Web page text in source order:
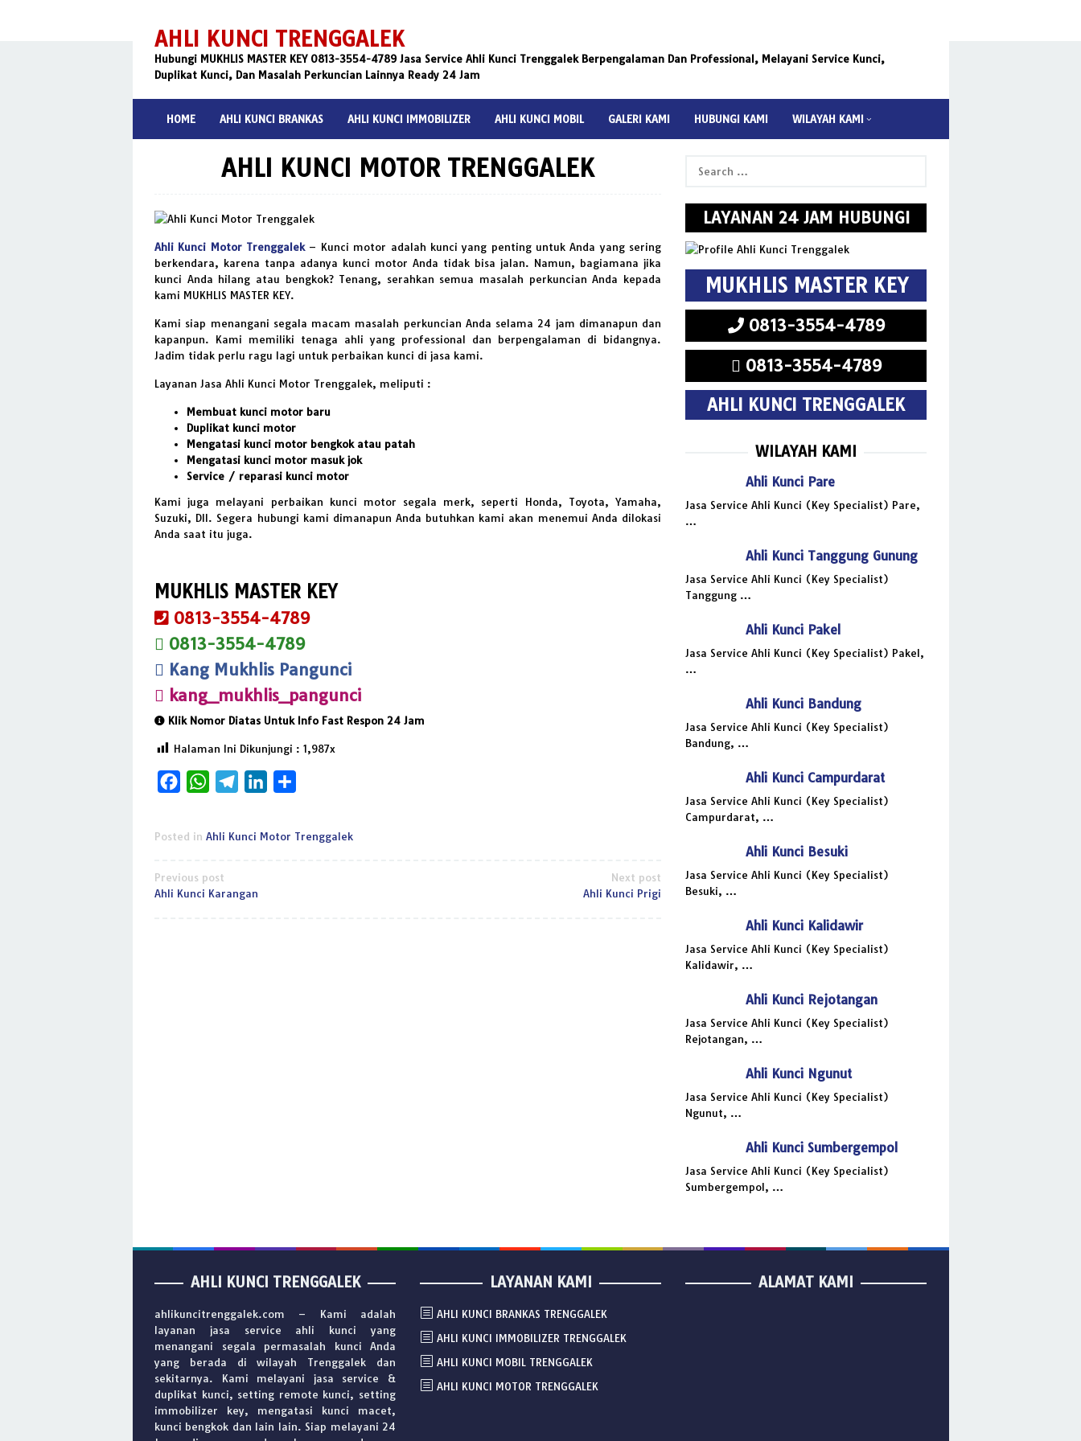
contentAHLI KUNCI TRENGGALEK
Hubungi MUKHLIS MASTER KEY 0813-3554-4789 Jasa Service Ahli Kunci Trenggalek Berpengalaman Dan Professional, Melayani Service Kunci,
Duplikat Kunci, Dan Masalah Perkuncian Lainnya Ready 24 Jam
HOME AHLI KUNCI BRANKAS AHLI KUNCI IMMOBILIZER AHLI KUNCI MOBIL GALERI KAMI HUBUNGI KAMI WILAYAH KAMI
AHLI KUNCI MOTOR TRENGGALEK
Ahli Kunci Motor Trenggalek– Kunci motor adalah kunci yang penting untuk Anda yang sering
berkendara, karena tanpa adanya kunci motor Anda tidak bisa jalan. Namun, bagiamana jika
kunci Anda hilang atau bengkok? Tenang, serahkan semua masalah perkuncian Anda kepada
kami MUKHLIS MASTER KEY.
Kami siap menangani segala macam masalah perkuncian Anda selama 24 jam dimanapun dan
kapanpun. Kami memiliki tenaga ahli yang professional dan berpengalaman di bidangnya.
Jadim tidak perlu ragu lagi untuk perbaikan kunci di jasa kami.
Layanan Jasa Ahli Kunci Motor Trenggalek, meliputi :
Membuat kunci motor baru
Duplikat kunci motor
Mengatasi kunci motor bengkok atau patah
Mengatasi kunci motor masuk jok
Service / reparasi kunci motor
Kami juga melayani perbaikan kunci motor segala merk, seperti Honda, Toyota, Yamaha,
Suzuki, Dll. Segera hubungi kami dimanapun Anda butuhkan kami akan menemui Anda dilokasi
Anda saat itu juga.
MUKHLIS MASTER KEY
0813-3554-4789
0813-3554-4789
Kang Mukhlis Pangunci
kang_mukhlis_pangunci
Klik Nomor Diatas Untuk Info Fast Respon 24 Jam
Halaman Ini Dikunjungi : 1,987
FacebookWhatsAppTelegramLinkedIn
Posted in Ahli Kunci Motor Trenggalek
Post
navigation
Previous post
Ahli Kunci Karangan
Next post
Ahli Kunci Prigi
for:
LAYANAN 24 JAM HUBUNGI
MUKHLIS MASTER KEY
0813-3554-4789
0813-3554-4789
AHLI KUNCI TRENGGALEK
WILAYAH KAMI
Ahli Kunci Pare
Jasa Service Ahli Kunci (Key Specialist) Pare,
…
Ahli Kunci Tanggung Gunung
Jasa Service Ahli Kunci (Key Specialist)
Tanggung …
Ahli Kunci Pakel
Jasa Service Ahli Kunci (Key Specialist) Pakel,
…
Ahli Kunci Bandung
Jasa Service Ahli Kunci (Key Specialist)
Bandung, …
Ahli Kunci Campurdarat
Jasa Service Ahli Kunci (Key Specialist)
Campurdarat, …
Ahli Kunci Besuki
Jasa Service Ahli Kunci (Key Specialist)
Besuki, …
Ahli Kunci Kalidawir
Jasa Service Ahli Kunci (Key Specialist)
Kalidawir, …
Ahli Kunci Rejotangan
Jasa Service Ahli Kunci (Key Specialist)
Rejotangan, …
Ahli Kunci Ngunut
Jasa Service Ahli Kunci (Key Specialist)
Ngunut, …
Ahli Kunci Sumbergempol
Jasa Service Ahli Kunci (Key Specialist)
Sumbergempol, …
AHLI KUNCI TRENGGALEK
ahlikuncitrenggalek.com – Kami adalah
layanan jasa service ahli kunci yang
menangani segala permasalah kunci Anda
yang berada di wilayah Trenggalek dan
sekitarnya. Kami melayani jasa service &
duplikat kunci, setting remote kunci, setting
immobilizer key, mengatasi kunci macet,
kunci bengkok dan lain lain. Siap melayani 24
LAYANAN KAMI
AHLI KUNCI BRANKAS TRENGGALEK
AHLI KUNCI IMMOBILIZER TRENGGALEK
AHLI KUNCI MOBIL TRENGGALEK
AHLI KUNCI MOTOR TRENGGALEK
ALAMAT KAMI